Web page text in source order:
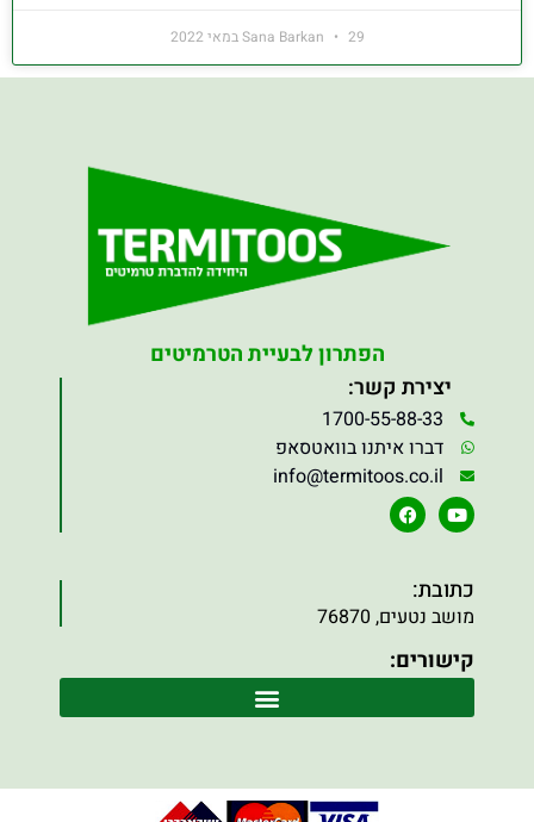
Sana Barkan 29 במאי 2022
הפתרון לבעיית הטרמיטים
יצירת קשר:
1700-55-88-33
דברו איתנו בוואטסאפ
info@termitoos.co.il
כתובת:
מושב נטעים, 76870
קישורים: